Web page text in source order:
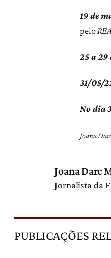
19 de
pelo
25 a 29
31/05/
No dia
Joana
Joana Darc
Jornalista da
PUBLICAÇÕES